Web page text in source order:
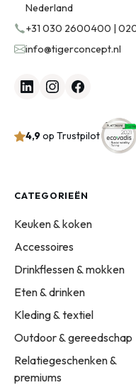
Nederland
+31 030 2600400 |
info@tigerconcept.nl
4,9op Trustpilot
CATEGORIEËN
Keuken & koken
Accessoires
Drinkflessen & mokken
Eten & drinken
Kleding & textiel
Outdoor & gereedschap
Relatiegeschenken &
premiums